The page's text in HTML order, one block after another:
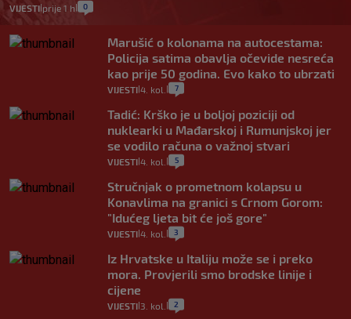
VIJESTI prije 1 h 0
Marušić o kolonama na autocestama:
Policija satima obavlja očevide nesreća
kao prije 50 godina. Evo kako to ubrzati
VIJESTI 4. kol. 7
Tadić: Krško je u boljoj poziciji od
nuklearki u Mađarskoj i Rumunjskoj jer
se vodilo računa o važnoj stvari
VIJESTI 4. kol. 5
Stručnjak o prometnom kolapsu u
Konavlima na granici s Crnom Gorom:
"Idućeg ljeta bit će još gore"
VIJESTI 4. kol. 3
Iz Hrvatske u Italiju može se i preko
mora. Provjerili smo brodske linije i
cijene
VIJESTI 3. kol. 2